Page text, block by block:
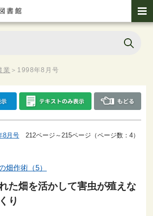
業 ＞ 1998年8月号
8月号 212ページ～215ページ（ページ数：4）
畑作術（5）
た畑を活かして害虫が殖えな
り